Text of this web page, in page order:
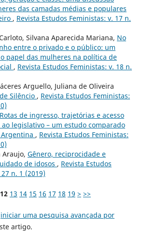
das camadas médias e populares
, Revista Estudos Feministas: v. 17 n.
Silvana Aparecida Mariana, No
entre o privado e o público: um
papel das mulheres na política de
, Revista Estudos Feministas: v. 18 n.
Arguello, Juliana de Oliveira
Silêncio , Revista Estudos Feministas:
Rotas de ingresso, trajetórias e acesso
legislativo – um estudo comparado
, Revista Estudos Feministas:
Araujo, Gênero, reciprocidade e
de idosos , Revista Estudos
n. 1 (2019)
12 13 14 15 16 17 18 19 > >>
iniciar uma pesquisa avançada por
artigo.